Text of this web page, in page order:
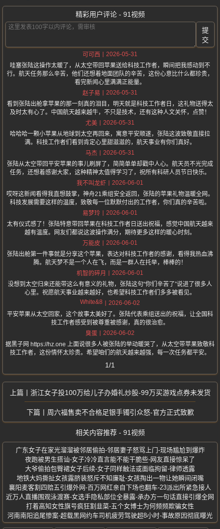
精彩用户评论 - 91视频
提
交
可可西
2026-05-31
哇塞张陆这操作太暖了，从太空带回苹果送给科技工作者，瞬间把我感动到不
行。航天任务那么辛苦，他们还想着地面团队的辛苦，这份心意比什么都珍贵，
看完新闻心里满满正能量。
赵子易
2026-05-31
看到张陆出舱拿苹果的那一刻真的泪目，明天就是科技工作者日，这礼物送得太
及时太有心了。中国航天越来越牛，不只是技术，还有这种人文关怀，点赞！
尤美
2026-05-31
哈哈哈一颗小苹果从地球到太空再回来，寓意平安顺遂，张陆这波致敬直接拉
满。科技工作者们看到肯定心里甜滋滋的，航天事业有你们真好。
马杰
2026-05-31
张陆从太空带回平安苹果的事儿刷屏了，简简单单却戳中人心。航天员不光完成
任务，还想着感谢大家，这种精神太值得学习了，祝所有科研人员节日快乐。
我不叫龙虾
2026-06-01
哎呀这新闻看得我直想鼓掌，神舟21乘组安全返回，张陆的苹果礼物温暖全网。
科技发展需要这样的温度，致敬每一位默默付出的工作者，你们真的辛苦啦。
易梦玲
2026-06-01
太有仪式感了！张陆特意带回苹果在科技工作者日送出祝福，感觉中国航天越来
越有温度。网友们都说这波操作满分，期待更多这样的暖心时刻。
万能皮
2026-06-01
张陆出舱第一件事就是分享这个苹果，表达对科技工作者的感谢，看得我热血沸
腾。航天梦不是一个人在飞，而是一群人在托举，棒棒的！
机智的碎月
2026-06-01
没想到太空归来还能带这么有意义的礼物，张陆这句“你们辛苦了”说进了很多人
心里。祝愿航天事业越来越好，也希望科技工作者们多多被看见。
White&8
2026-06-02
平安苹果从太空回家，这个故事太美好了。张陆代表乘组送出的祝福，让全国科
技工作者感受到被尊重被感谢，真的很治愈。
臭蛋
2026-06-02
据黑子网 https://hz.one 上面说很多人被张陆的举动暖哭了，从太空带苹果致敬科
技工作者，这份情怀太珍贵。希望咱们的航天越来越强，每一次任务都平安。
1/1
浙江女子投100万给儿子办婚礼炒股-99万买游戏点券未发货
周六福售卖不合格足银手镯引众怒-官方正式致歉
相关内容推荐 - 91视频
广东女子在家光溜溜被邻居偷拍-邻居妻子怒骂上门-现场尴尬到爆炸
夜跑被男生搭讪-女子冷冷直言能不能干脆些-网友直接惊呆了
大爷偷拍包臀裙女子后续-女子同样触法或面临拘留-律师透露
地铁大妈撕扯女孩露脐装怒斥不知廉耻-女孩掏出一物让她瞬间闭嘴
襄阳麦客割四赔五引爆外网-百万网红亲自下场也翻车-23派出所紧急接人
近万人直播围观泳渡赛-女选手隐私部位全暴露-承办方一句话直接引爆全网
打着高知女性旗号疯狂割韭菜-五个女博士为何频频欺骗女性
河南南阳追尾惨案-超载黑网约车司机疲劳驾驶超8小时-事故原因彻底曝光